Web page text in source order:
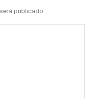
publicado.